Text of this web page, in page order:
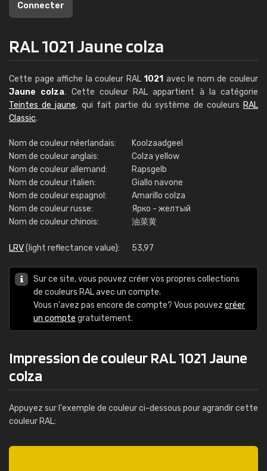
Connecter
RAL 1021 Jaune colza
Cette page affiche la couleur RAL1021 avec le nom de couleur
Jaune colza. Cette couleur RAL appartient à la catégorie
Teintes de jaune, qui fait partie du système de couleurs RAL
Classic.
Nom de couleur néerlandais:
Koolzaadgeel
Nom de couleur anglais:
Colza yellow
Nom de couleur allemand:
Rapsgelb
Nom de couleur italien:
Giallo navone
Nom de couleur espagnol:
Amarillo colza
Nom de couleur russe:
Ярко - желтый
Nom de couleur chinois:
油菜黄
LRV(light reflectance value): 53,97
Sur ce site, vous pouvez créer vos propres collections
de couleurs RAL avec un compte.
Vous n'avez pas encore de compte? Vous pouvez créer
un compte gratuitement.
Impression de couleur RAL 1021 Jaune
colza
Appuyez sur l'exemple de couleur ci-dessous pour agrandir cette
couleur RAL: